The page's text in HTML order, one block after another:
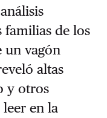
de los
un vagón
altas
y otros
en la